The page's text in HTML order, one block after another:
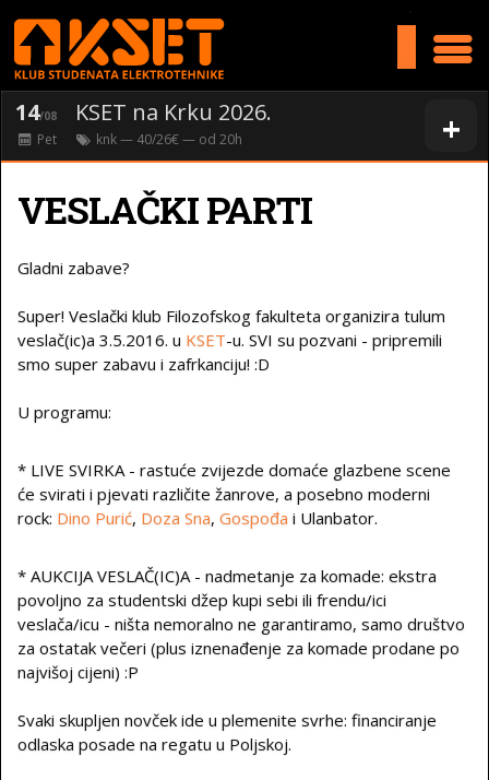
+
14/08 KSET na Krku 2026.
Pet knk— 40/26€ — od 20h
VESLAČKI PARTI
Gladni zabave?
Super! Veslački klub Filozofskog fakulteta organizira tulum
veslač(ic)a 3.5.2016. u KSET-u. SVI su pozvani - pripremili
smo super zabavu i zafrkanciju! :D
U programu:
* LIVE SVIRKA - rastuće zvijezde domaće glazbene scene
će svirati i pjevati različite žanrove, a posebno moderni
rock: Dino Purić, Doza Sna, Gospođa i Ulanbator.
* AUKCIJA VESLAČ(IC)A - nadmetanje za komade: ekstra
povoljno za studentski džep kupi sebi ili frendu/ici
veslača/icu - ništa nemoralno ne garantiramo, samo društvo
za ostatak večeri (plus iznenađenje za komade prodane po
najvišoj cijeni) :P
Svaki skupljen novček ide u plemenite svrhe: financiranje
odlaska posade na regatu u Poljskoj.